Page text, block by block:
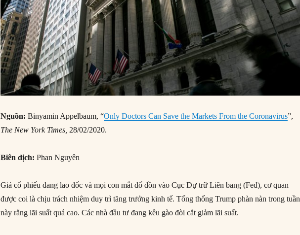
Nguồn:Binyamin Appelbaum, “Only Doctors Can Save the Markets From the Coronavirus”,
The New York Times, 28/02/2020.
Biên dịch:Phan Nguyên
Giá cổ phiếu đang lao dốc và mọi con mắt đổ dồn vào Cục Dự trữ Liên bang (Fed), cơ quan
được coi là chịu trách nhiệm duy trì tăng trưởng kinh tế. Tổng thống Trump phàn nàn trong tuần
này rằng lãi suất quá cao. Các nhà đầu tư đang kêu gào đòi cắt giảm lãi suất.